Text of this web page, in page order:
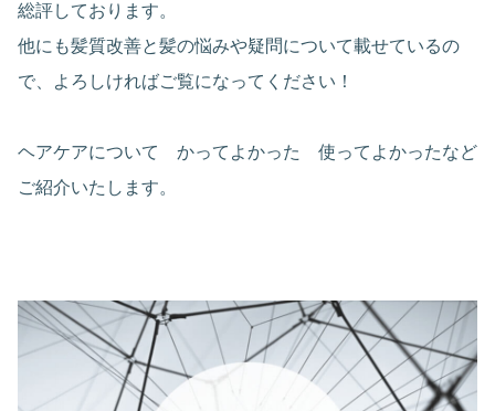
総評しております。
他にも髪質改善と髪の悩みや疑問について載せているの
で、よろしければご覧になってください！
ヘアケアについて かってよかった 使ってよかったなど
ご紹介いたします。